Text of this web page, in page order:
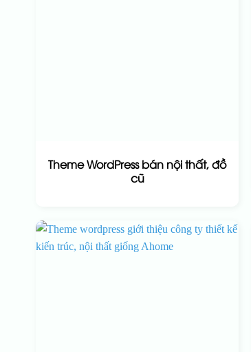
Theme WordPress bán nội thất, đồ
cũ